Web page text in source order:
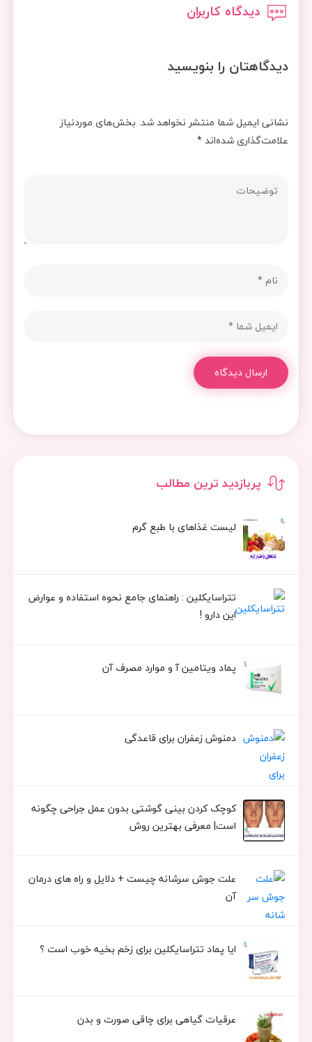
پربازدید ترین مطالب
لیست غذاهای با طبع گرم
تتراسایکلین : راهنمای جامع نحوه استفاده و عوارض
این دارو !
پماد ویتامین آ و موارد مصرف آن
دمنوش زعفران برای قاعدگی
کوچک کردن بینی گوشتی بدون عمل جراحی چگونه
است| معرفی بهترین روش
علت جوش سرشانه چیست + دلایل و راه های درمان
آن
ایا پماد تتراسایکلین برای زخم بخیه خوب است ؟
عرقیات گیاهی برای چاقی صورت و بدن
دیدگاه کاربران
دیدگاهتان را بنویسید
نشانی ایمیل شما منتشر نخواهد شد. بخش‌های موردنیاز
علامت‌گذاری شده‌اند*
ارسال دیدگاه